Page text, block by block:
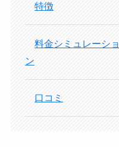
特徴
料金シミュレーショ
ン
口コミ